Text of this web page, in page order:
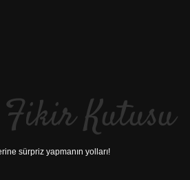
Kutusu
sürpriz yapmanın yolları!